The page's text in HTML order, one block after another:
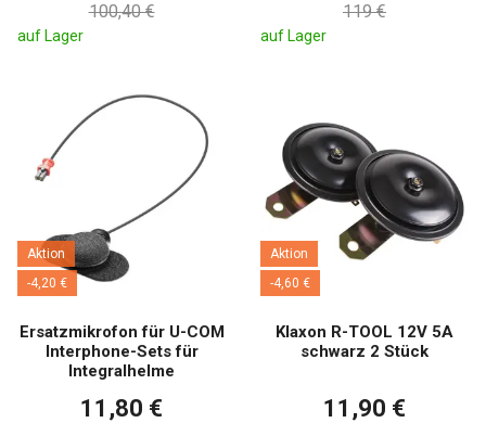
100,40 €
auf Lager
119 €
auf Lager
Aktion
-4,20 €
Ersatzmikrofon für U-COM
Interphone-Sets für
Integralhelme
11,80 €
Aktion
-4,60 €
Klaxon R-TOOL 12V 5A
schwarz 2 Stück
11,90 €